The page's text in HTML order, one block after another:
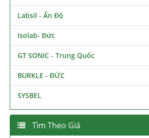
Labsil - Ấn Độ
Isolab- Đức
GT SONIC - Trung Quốc
BURKLE - ĐỨC
SYSBEL
Tìm Theo Giá